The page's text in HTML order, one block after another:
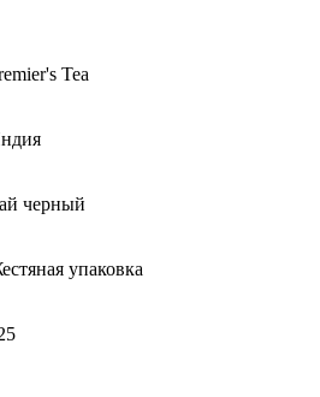
Tea
черный
упаковка